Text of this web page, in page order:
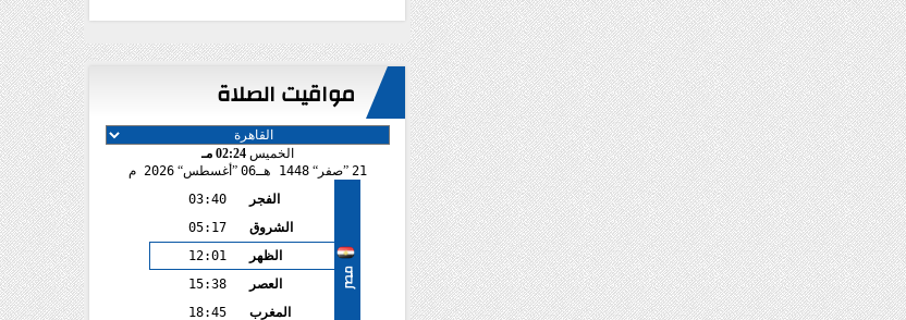
مواقيت الصلاة
الخميس02:24 مـ
21
صفر 1448 هـ 06 أغسطس 2026 م
مصر
الفجر
03:40
الشروق
05:17
الظهر
12:01
العصر
15:38
المغرب
18:45